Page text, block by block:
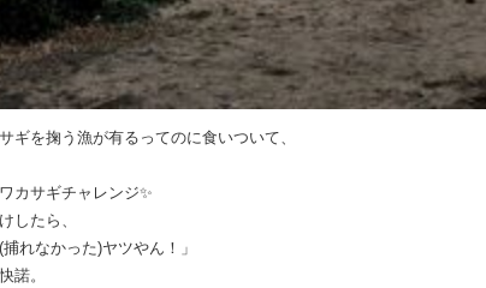
ギを掬う漁が有るってのに食いついて、
カサギチャレンジ✨
したら、
れなかった)ヤツやん！」
諾。